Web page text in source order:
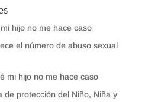
hijo no me hace caso
el número de abuso sexual
mi hijo no me hace caso
de protección del Niño, Niña y